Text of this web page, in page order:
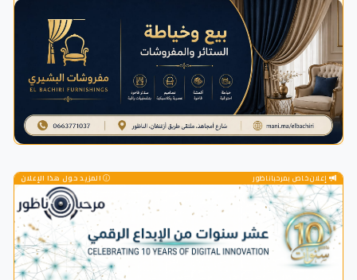
إعلان خاص بمرحباناظور المزيد حول هذا الإعلان